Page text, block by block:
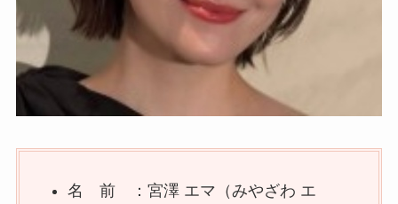
名 前 ：宮澤 エマ（みやざわ エ